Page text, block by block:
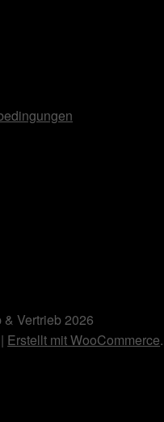
Vertrieb 2026
Erstellt mit WooCommerce.